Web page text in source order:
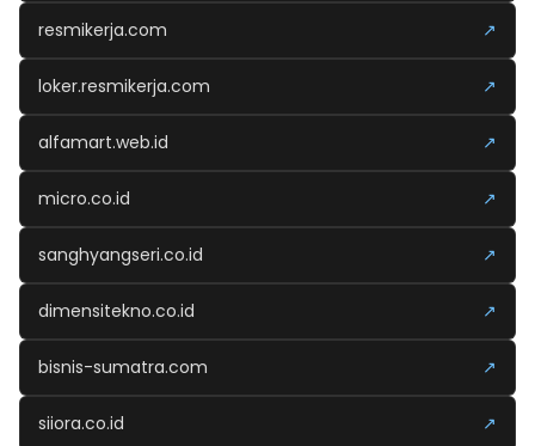
resmikerja.com ↗
loker.resmikerja.com ↗
alfamart.web.id ↗
micro.co.id ↗
sanghyangseri.co.id ↗
dimensitekno.co.id ↗
bisnis-sumatra.com ↗
siiora.co.id ↗